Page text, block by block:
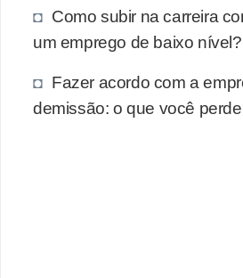
Como subir na carreira
um emprego de baixo nível?
Fazer acordo com a
demissão: o que você